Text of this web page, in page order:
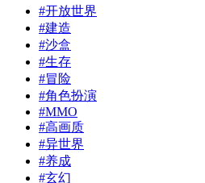
#开放世界
#建造
#沙盒
#生存
#冒险
#角色扮演
#MMO
#高画质
#异世界
#养成
#玄幻